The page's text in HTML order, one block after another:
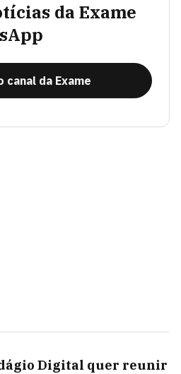
da Exame
canal da Exame
Digital quer reunir